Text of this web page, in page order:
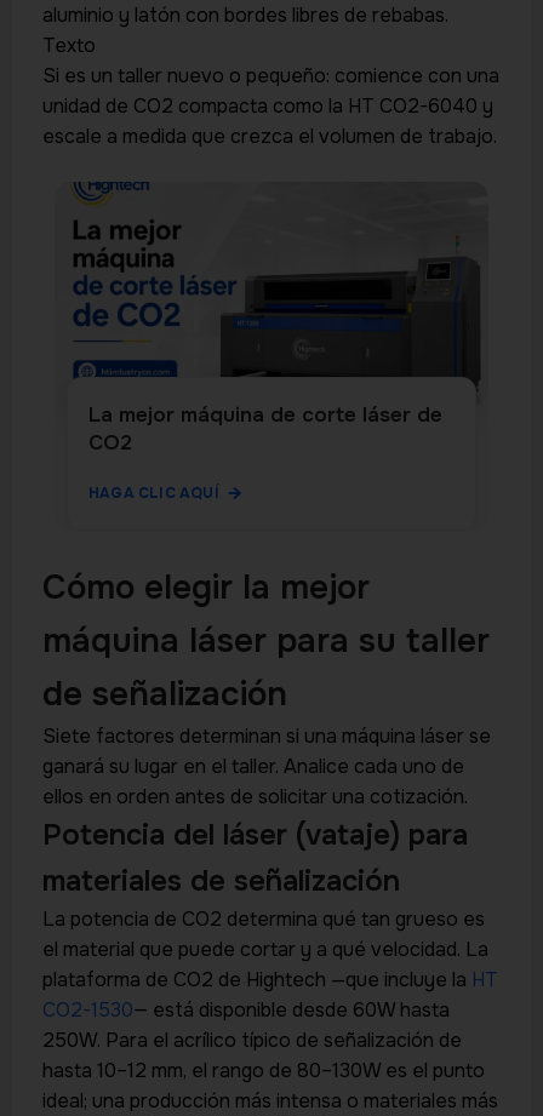
aluminio y latón con bordes libres de rebabas.
Texto
Si es un taller nuevo o pequeño: comience con una
unidad de CO2 compacta como la HT CO2-6040 y
escale a medida que crezca el volumen de trabajo.
La mejor máquina de corte láser de
CO2
HAGA CLIC AQUÍ
Cómo elegir la mejor
máquina láser para su taller
de señalización
Siete factores determinan si una máquina láser se
ganará su lugar en el taller. Analice cada uno de
ellos en orden antes de solicitar una cotización.
Potencia del láser (vataje) para
materiales de señalización
La potencia de CO2 determina qué tan grueso es
el material que puede cortar y a qué velocidad. La
plataforma de CO2 de Hightech —que incluye la HT
CO2-1530— está disponible desde 60W hasta
250W. Para el acrílico típico de señalización de
hasta 10–12 mm, el rango de 80–130W es el punto
ideal; una producción más intensa o materiales más